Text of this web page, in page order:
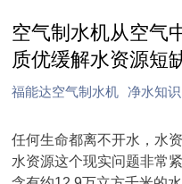
空气制水机从空气
质优缓解水资源短
福能达空气制水机 净水知识
任何生命都离不开水，水
水资源这个现实问题非常